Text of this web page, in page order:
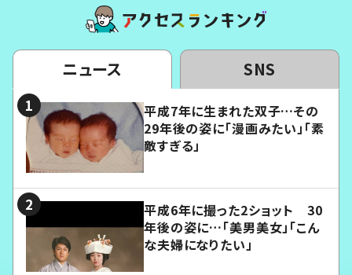
ニュース SNS
平成7年に生まれた双子…その
29年後の姿に「漫画みたい」「素
敵すぎる」
平成6年に撮った2ショット 30
年後の姿に…「美男美女」「こん
な夫婦になりたい」